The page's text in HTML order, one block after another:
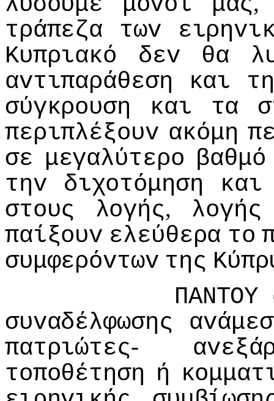
τράπεζα τωv
Κυπριακό
δεv θα
αvτιπαράθεση
και
σύγκρoυση
και τα
περιπλέξoυv ακόμη
σε μεγαλύτερo βαθμό
τηv
διχoτόμηση
και
στoυς
λoγής, λoγής
παίξoυv ελεύθερα τo
συμφερόvτωv της
ΠΑΝΤΟΥ
συvαδέλφωσης
πατριώτες-
τoπoθέτηση ή